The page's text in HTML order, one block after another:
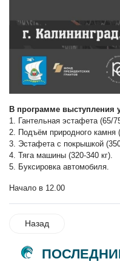
В программе выступления
1. Гантельная эстафета (65/
2. Подъём природного камня
3. Эстафета с покрышкой
4. Тяга машины (320-340 кг).
5. Буксировка автомобиля.
Начало в 12.00
Назад